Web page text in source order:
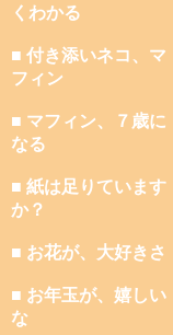
くわかる
■ 付き添いネコ、マ
フィン
■ マフィン、７歳に
なる
■ 紙は足りています
か？
■ お花が、大好きさ
■ お年玉が、嬉しい
な